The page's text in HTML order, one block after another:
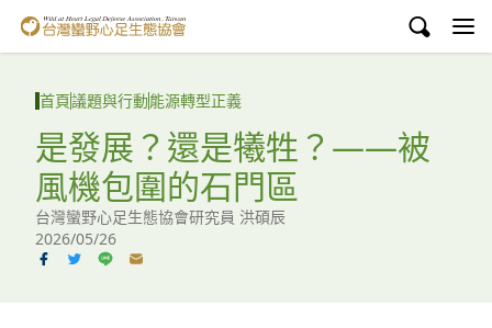
台灣蠻野心足生態協會
議題與行動
環境教育
白海豚媽祖宮
首頁議題與行動能源轉型正義
是發展？還是犧牲？——被
風機包圍的石門區
台灣蠻野心足生態協會研究員 洪碩辰
2026/05/26